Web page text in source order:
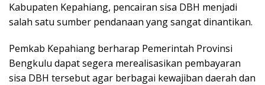
Kabupaten Kepahiang, pencairan sisa DBH menjadi
salah satu sumber pendanaan yang sangat dinantikan.
Pemkab Kepahiang berharap Pemerintah Provinsi
Bengkulu dapat segera merealisasikan pembayaran
sisa DBH tersebut agar berbagai kewajiban daerah dan